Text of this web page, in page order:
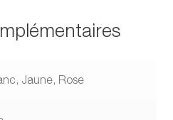
Jaune, Rose